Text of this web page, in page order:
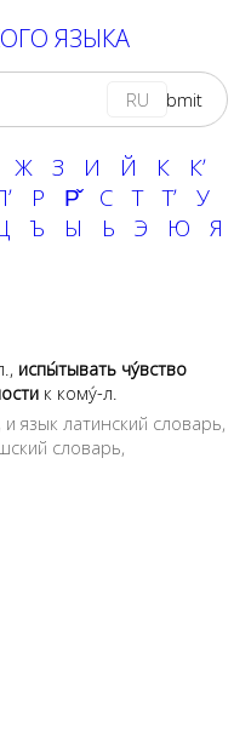
ЯЗЫКА
RU
Ж З И Й К
Кʼ
Р Р̌ С Т Тʼ
У
Ъ Ы Ь Э Ю Я
испы́тывать чу́вство
к кому́-л.
, и язык латинский словарь,
словарь,